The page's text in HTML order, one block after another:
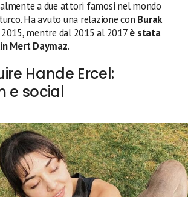
a due attori famosi nel mondo
Ha avuto una relazione con Burak
mentre dal 2015 al 2017è stata
Mert Daymaz.
Hande Ercel:
e social